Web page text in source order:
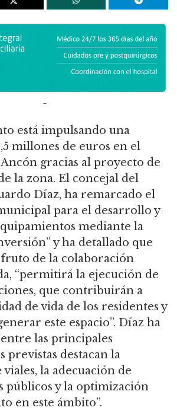
está impulsando una
millones de euros en el
gracias al proyecto de
la zona. El concejal del
Díaz, ha remarcado el
para el desarrollo y
mediante la
y ha detallado que
fruto de la colaboración
“permitirá la ejecución de
que contribuirán a
de vida de los residentes y
este espacio”. Díaz ha
las principales
previstas destacan la
la adecuación de
públicos y la optimización
en este ámbito”.